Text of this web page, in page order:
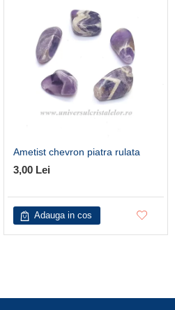
Ametist chevron piatra rulata
3,00 Lei
Adauga in cos